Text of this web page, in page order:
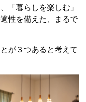
「暮らしを楽しむ」
性を備えた、まるで
が３つあると考えて